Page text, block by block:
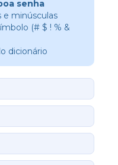
senha
e minúsculas
(# $ ! % &
dicionário